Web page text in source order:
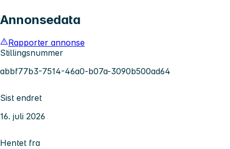
Annonsedata
Rapporter annonse
Stillingsnummer
abbf77b3-7514-46a0-b07a-3090b500ad64
Sist endret
16. juli 2026
Hentet fra